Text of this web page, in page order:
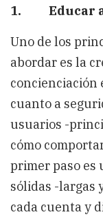
1. Educar a
Uno de los
abordar es la
concienciación
cuanto a
usuarios -
cómo
primer paso es
sólidas -largas
cada cuenta y